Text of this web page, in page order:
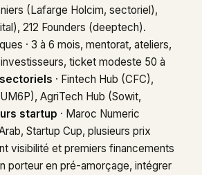
(Lafarge Holcim, sectoriel),
212 Founders (deeptech).
· 3 à 6 mois, mentorat, ateliers,
ticket modeste 50 à
· Fintech Hub (CFC),
AgriTech Hub (Sowit,
startup · Maroc Numeric
Startup Cup, plusieurs prix
visibilité et premiers financements
porteur en pré-amorçage, intégrer